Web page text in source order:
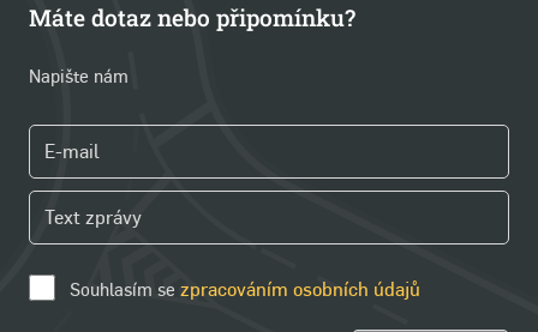
Máte dotaz nebo připomínku?
Napište nám
Souhlasím se zpracováním osobních údajů